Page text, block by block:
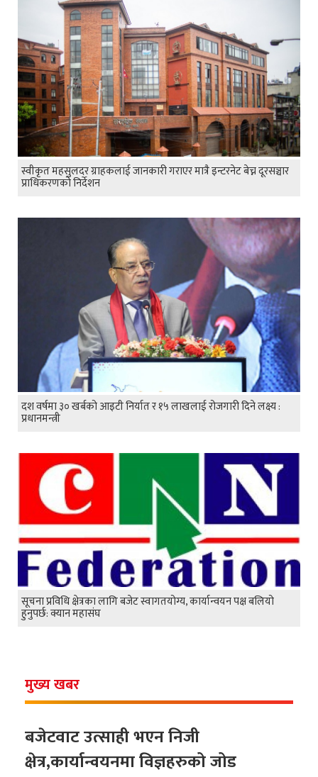
स्वीकृत महसुलदर ग्राहकलाई जानकारी गराएर मात्रै इन्टरनेट बेच्न दूरसञ्चार
प्राधिकरणको निर्देशन
दश वर्षमा ३० खर्बको आइटी निर्यात र १५ लाखलाई रोजगारी दिने लक्ष्य :
प्रधानमन्त्री
सूचना प्रविधि क्षेत्रका लागि बजेट स्वागतयोग्य, कार्यान्वयन पक्ष बलियो
हुनुपर्छ: क्यान महासंघ
मुख्य खबर
बजेटवाट उत्साही भएन निजी
क्षेत्र,कार्यान्वयनमा विज्ञहरुको जोड